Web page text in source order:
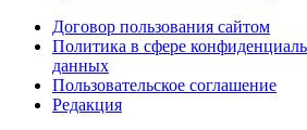
Договор пользования сайтом
Политика в сфере
данных
Пользовательское соглашение
Редакция